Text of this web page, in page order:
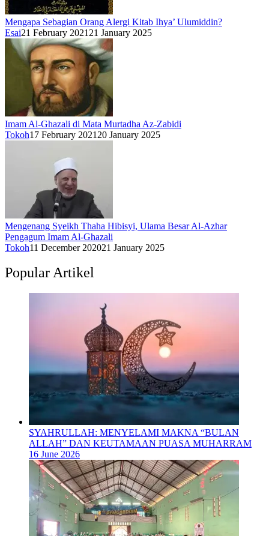
Mengapa Sebagian Orang Alergi Kitab Ihya’ Ulumiddin?
Esai21 February 2021 21 January 2025
Imam Al-Ghazali di Mata Murtadha Az-Zabidi
Tokoh17 February 2021 20 January 2025
Mengenang Syeikh Thaha Hibisyi, Ulama Besar Al-Azhar
Pengagum Imam Al-Ghazali
Tokoh11 December 202021 January 2025
Popular Artikel
SYAHRULLAH: MENYELAMI MAKNA “BULAN
ALLAH” DAN KEUTAMAAN PUASA MUHARRAM
16 June 2026